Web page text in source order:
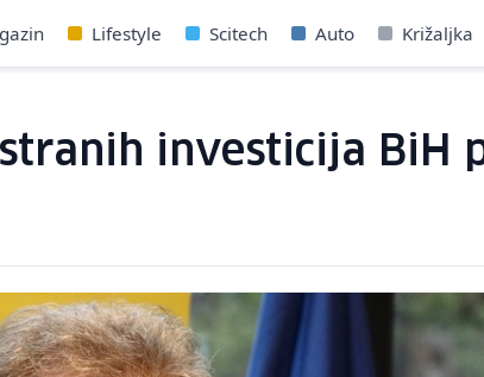
Lifestyle Scitech Auto Križaljka
investicija BiH